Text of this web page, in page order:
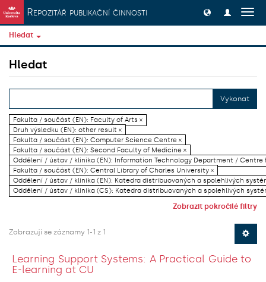
Přeskočit na obsah
Repozitář publikační činnosti
Hledat
Hledat
Vykonat
Fakulta / součást (EN): Faculty of Arts ×
Druh výsledku (EN): other result ×
Fakulta / součást (EN): Computer Science Centre ×
Fakulta / součást (EN): Second Faculty of Medicine ×
Oddělení / ústav / klinika (EN): Information Technology Department / Centre
Fakulta / součást (EN): Central Library of Charles University ×
Oddělení / ústav / klinika (EN): Katedra distribuovaných a spolehlivých
Oddělení / ústav / klinika (CS): Katedra distribuovaných a spolehlivých
Zobrazit pokročilé filtry
Zobrazují se záznamy 1-1 z 1
Learning Support Systems: A Practical Guide to
E-learning at CU